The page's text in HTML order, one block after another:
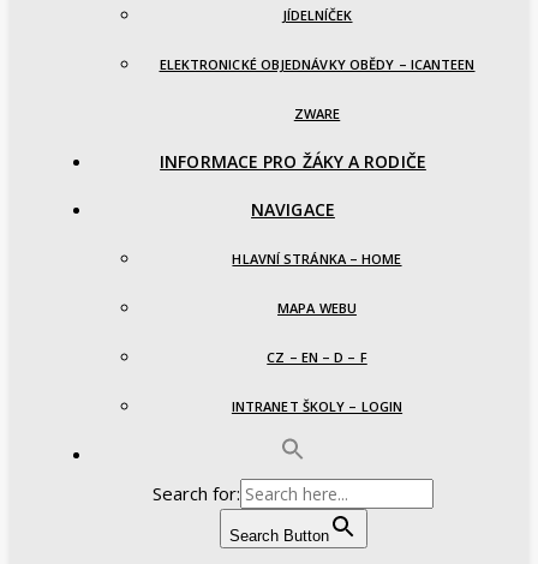
JÍDELNÍČEK
ELEKTRONICKÉ OBJEDNÁVKY OBĚDY – ICANTEEN
ZWARE
INFORMACE PRO ŽÁKY A RODIČE
NAVIGACE
HLAVNÍ STRÁNKA – HOME
MAPA WEBU
CZ – EN – D – F
INTRANET ŠKOLY – LOGIN
Search for:
Search Button